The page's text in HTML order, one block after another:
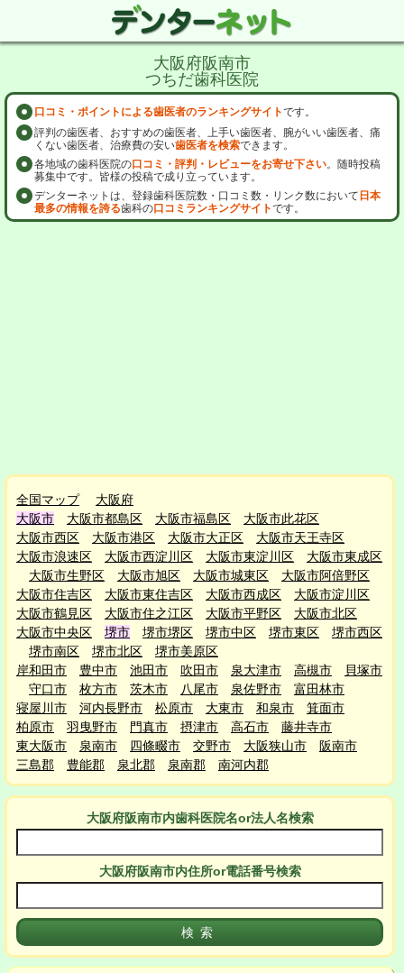
大阪府阪南市
つちだ歯科医院
口コミ・ポイントによる歯医者のランキングサイトです。
評判の歯医者、おすすめの歯医者、上手い歯医者、腕がいい歯医者、痛
くない歯医者、治療費の安い歯医者を検索できます。
各地域の歯科医院の口コミ・評判・レビューをお寄せ下さい。随時投稿
募集中です。皆様の投稿で成り立っています。
デンターネットは、登録歯科医院数・口コミ数・リンク数において 日本
最多の情報を誇る歯科の口コミランキングサイトです。
全国マップ
大阪府
大阪市
大阪市都島区 大阪市福島区
大阪市此花区
大阪市西区
大阪市港区 大阪市大正区
大阪市天王寺区
大阪市浪速区
大阪市西淀川区 大阪市東淀川区
大阪市東成区
大阪市生野区
大阪市旭区 大阪市城東区
大阪市阿倍野区
大阪市住吉区
大阪市東住吉区 大阪市西成区
大阪市淀川区
大阪市鶴見区
大阪市住之江区 大阪市平野区
大阪市北区
大阪市中央区
堺市 堺市堺区 堺市中区 堺市東区
堺市西区
堺市南区
堺市北区
堺市美原区
岸和田市
豊中市 池田市 吹田市 泉大津市 高槻市
貝塚市
守口市
枚方市 茨木市 八尾市 泉佐野市
富田林市
寝屋川市
河内長野市 松原市 大東市 和泉市
箕面市
柏原市
羽曳野市 門真市 摂津市 高石市
藤井寺市
東大阪市
泉南市 四條畷市 交野市 大阪狭山市
阪南市
三島郡
豊能郡 泉北郡 泉南郡 南河内郡
大阪府阪南市内歯科医院名or法人名検索
大阪府阪南市内住所or電話番号検索